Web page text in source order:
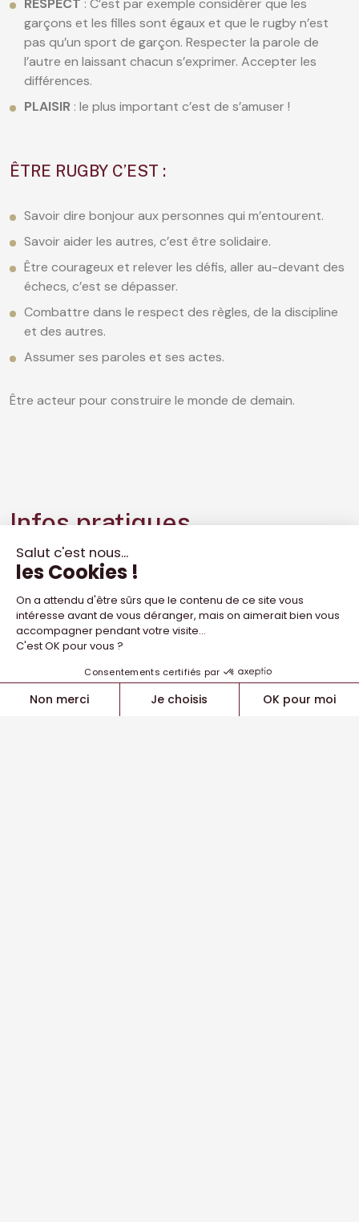
RESPECT : C’est par exemple considérer que les
garçons et les filles sont égaux et que le rugby n’est
pas qu’un sport de garçon. Respecter la parole de
l’autre en laissant chacun s’exprimer. Accepter les
différences.
PLAISIR : le plus important c’est de s’amuser !
ÊTRE RUGBY C’EST :
Savoir dire bonjour aux personnes qui m’entourent.
Savoir aider les autres, c’est être solidaire.
Être courageux et relever les défis, aller au-devant des
échecs, c’est se dépasser.
Combattre dans le respect des règles, de la discipline
et des autres.
Assumer ses paroles et ses actes.
Être acteur pour construire le monde de demain.
Infos pratiques
Lieux et horaires entraînement
Informations & inscriptions